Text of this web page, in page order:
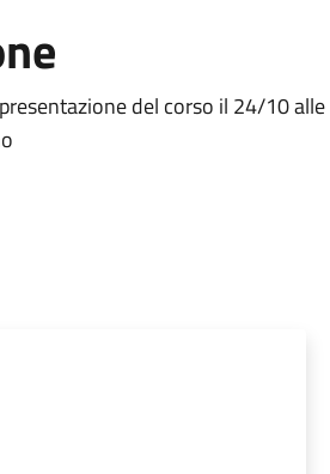
del corso il 24/10